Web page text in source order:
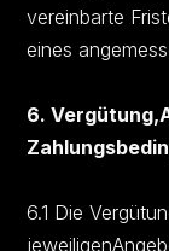
vereinbarte
eines
6.
6.1 Die